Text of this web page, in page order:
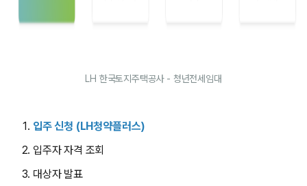
LH 한국토지주택공사 - 청년전세임대
입주 신청 (LH청약플러스)
입주자 자격 조회
대상자 발표